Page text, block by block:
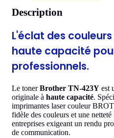
Description
L'éclat des
haute capacité
professionnels.
Le tonerBrother TN-423Y est
originale à haute capacité.
imprimantes laser couleur
fidèle des couleurs et une
entreprises exigeant un rendu
de communication.